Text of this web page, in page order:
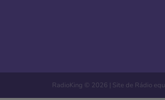
RadioKing © 2026 | Site de Rádio